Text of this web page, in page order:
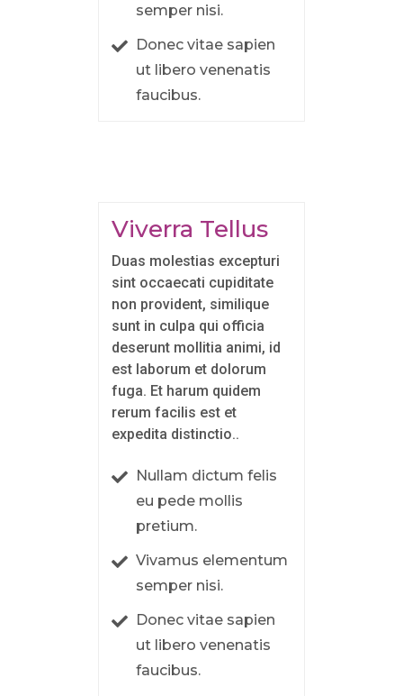
semper nisi.
Donec vitae sapien
ut libero venenatis
faucibus.
Viverra Tellus
Duas molestias excepturi
sint occaecati cupiditate
non provident, similique
sunt in culpa qui officia
deserunt mollitia animi, id
est laborum et dolorum
fuga. Et harum quidem
rerum facilis est et
expedita distinctio..
Nullam dictum felis
eu pede mollis
pretium.
Vivamus elementum
semper nisi.
Donec vitae sapien
ut libero venenatis
faucibus.